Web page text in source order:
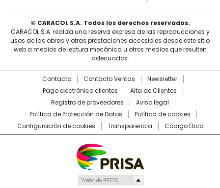
© CARACOL S.A. Todos los derechos reservados.
CARACOL S.A. realiza una reserva expresa de las reproducciones y
usos de las obras y otras prestaciones accesibles desde este sitio
web a medios de lectura mecánica u otros medios que resulten
adecuados.
Contacto Contacto Ventas
Newsletter
Pago electrónico clientes
Alta de Clientes
Registro de proveedores
Aviso legal
Política de Protección de Datos
Política de cookies
Configuración de cookies
Transparencia Código Ético